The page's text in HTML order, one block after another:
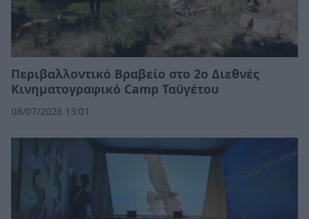
Περιβαλλοντικό Βραβείο στο 2ο Διεθνές
Κινηματογραφικό Camp Ταϋγέτου
08/07/2026 13:01